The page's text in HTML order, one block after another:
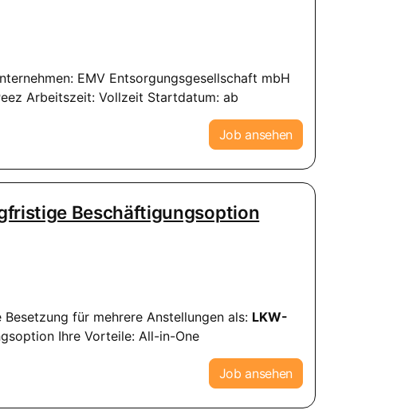
EMV Entsorgungsgesellschaft mbH
Arbeitszeit: Vollzeit Startdatum: ab
Job ansehen
Beschäftigungsoption
für mehrere Anstellungen als: LKW-
Ihre Vorteile: All-in-One
Job ansehen